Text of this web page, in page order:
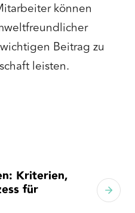
können
Beitrag zu
leisten.
Kriterien,
für